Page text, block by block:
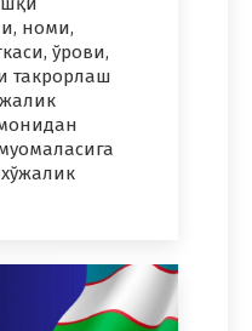
номи,
ўрови,
такрорлаш